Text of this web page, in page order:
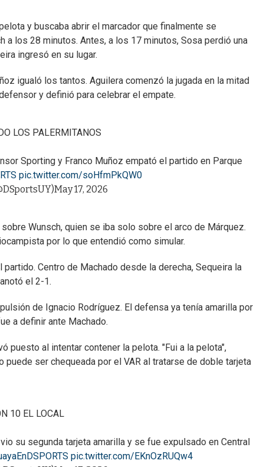
y buscaba abrir el marcador que finalmente se
a los 28 minutos. Antes, a los 17 minutos, Sosa perdió una
ingresó en su lugar.
igualó los tantos. Aguilera comenzó la jugada en la mitad
y definió para celebrar el empate.
LOS PALERMITANOS
Sporting y Franco Muñoz empató el partido en Parque
pic.twitter.com/soHfmPkQW0
May 17, 2026
Wunsch, quien se iba solo sobre el arco de Márquez.
por lo que entendió como simular.
Centro de Machado desde la derecha, Sequeira la
el 2-1.
de Ignacio Rodríguez. El defensa ya tenía amarilla por
a definir ante Machado.
puesto al intentar contener la pelota. "Fui a la pelota",
ser chequeada por el VAR al tratarse de doble tarjeta
10 EL LOCAL
su segunda tarjeta amarilla y se fue expulsado en Central
pic.twitter.com/EKnOzRUQw4